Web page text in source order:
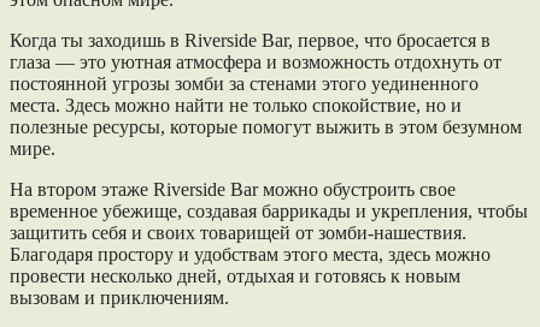
Когда ты заходишь в Riverside Bar, первое, что бросается в
глаза — это уютная атмосфера и возможность отдохнуть от
постоянной угрозы зомби за стенами этого уединенного
места. Здесь можно найти не только спокойствие, но и
полезные ресурсы, которые помогут выжить в этом безумном
мире.
На втором этаже Riverside Bar можно обустроить свое
временное убежище, создавая баррикады и укрепления, чтобы
защитить себя и своих товарищей от зомби-нашествия.
Благодаря простору и удобствам этого места, здесь можно
провести несколько дней, отдыхая и готовясь к новым
вызовам и приключениям.